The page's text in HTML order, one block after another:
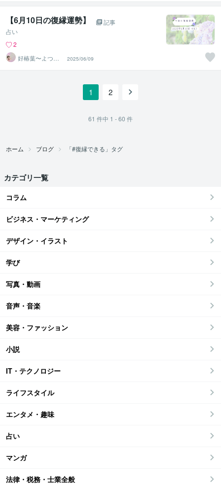
【6月10日の復縁運勢】
記事
占い
2
好椿葉〜よつ
ば〜
2025/06/09
1 2
61 件中 1 - 60 件
ホーム ブログ 「#復縁できる」タグ
カテゴリ一覧
コラム
ビジネス・マーケティング
デザイン・イラスト
学び
写真・動画
音声・音楽
美容・ファッション
小説
IT・テクノロジー
ライフスタイル
エンタメ・趣味
占い
マンガ
法律・税務・士業全般